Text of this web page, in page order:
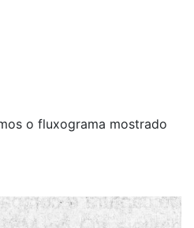
o fluxograma mostrado